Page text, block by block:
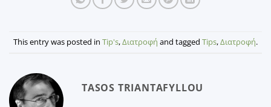
This entry was posted in Tip's,Διατροφή and tagged Tips,Διατροφή.
TASOS TRIANTAFYLLOU